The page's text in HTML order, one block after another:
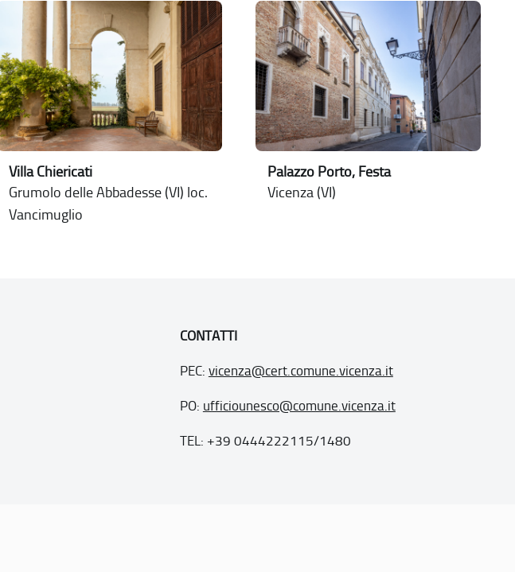
Villa Chiericati
Grumolo delle Abbadesse (VI) loc.
Vancimuglio
Palazzo Porto, Festa
Vicenza (VI)
CONTATTI
PEC: vicenza@cert.comune.vicenza.it
PO: ufficiounesco@comune.vicenza.it
TEL: +39 0444222115/1480